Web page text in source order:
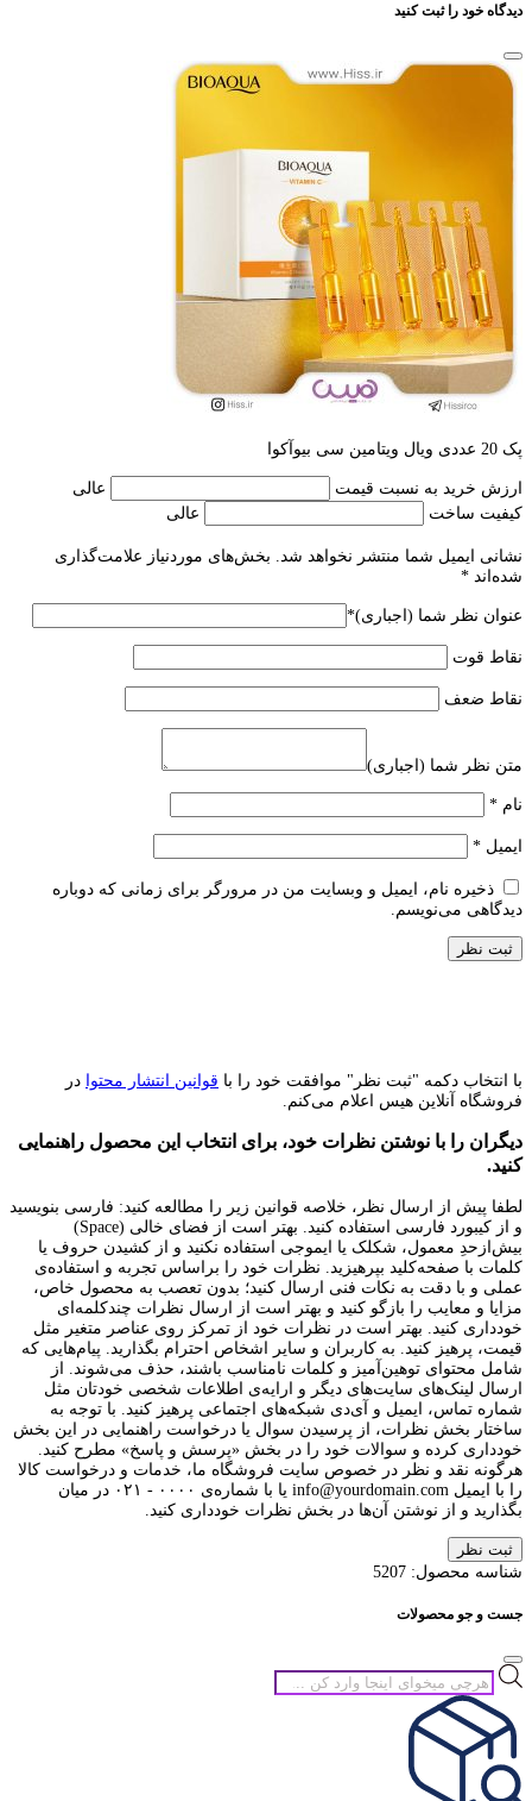
دیدگاه خود را ثبت کنید
پک 20 عددی ویال ویتامین سی بیوآکوا
ارزش خرید به نسبت قیمت
عالی
کیفیت ساخت
عالی
نشانی ایمیل شما منتشر نخواهد شد.
بخش‌های موردنیاز علامت‌گذاری
شده‌اند *
عنوان نظر شما (اجباری)*
نقاط قوت
نقاط ضعف
متن نظر شما (اجباری)
نام *
ایمیل *
ذخیره نام، ایمیل و وبسایت من در مرورگر برای زمانی که دوباره
دیدگاهی می‌نویسم.
با انتخاب دکمه "ثبت نظر" موافقت خود را با قوانین انتشار محتوا در
فروشگاه آنلاین هیس اعلام می‌کنم.
دیگران را با نوشتن نظرات خود، برای انتخاب این محصول راهنمایی
کنید.
لطفا پیش از ارسال نظر، خلاصه قوانین زیر را مطالعه کنید: فارسی بنویسید
و از کیبورد فارسی استفاده کنید. بهتر است از فضای خالی (Space)
بیش‌از‌حدِ معمول، شکلک یا ایموجی استفاده نکنید و از کشیدن حروف یا
کلمات با صفحه‌کلید بپرهیزید. نظرات خود را براساس تجربه و استفاده‌ی
عملی و با دقت به نکات فنی ارسال کنید؛ بدون تعصب به محصول خاص،
مزایا و معایب را بازگو کنید و بهتر است از ارسال نظرات چندکلمه‌‌ای
خودداری کنید. بهتر است در نظرات خود از تمرکز روی عناصر متغیر مثل
قیمت، پرهیز کنید. به کاربران و سایر اشخاص احترام بگذارید. پیام‌هایی که
شامل محتوای توهین‌آمیز و کلمات نامناسب باشند، حذف می‌شوند. از
ارسال لینک‌های سایت‌های دیگر و ارایه‌ی اطلاعات شخصی خودتان مثل
شماره تماس، ایمیل و آی‌دی شبکه‌های اجتماعی پرهیز کنید. با توجه به
ساختار بخش نظرات، از پرسیدن سوال یا درخواست راهنمایی در این بخش
خودداری کرده و سوالات خود را در بخش «پرسش و پاسخ» مطرح کنید.
هرگونه نقد و نظر در خصوص سایت فروشگاه ما، خدمات و درخواست کالا
را با ایمیل info@yourdomain.com یا با شماره‌ی ۰۰۰۰ - ۰۲۱ در میان
بگذارید و از نوشتن آن‌ها در بخش نظرات خودداری کنید.
ثبت نظر
شناسه محصول: 5207
جست و جو محصولات
جستجوی
محصولات